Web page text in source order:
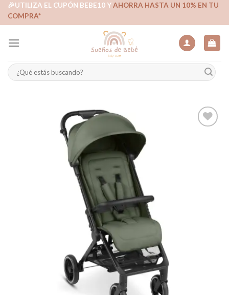
Skip🎉UTILIZA EL CUPÓN BEBE10 YAHORRA HASTA UN 10% EN TU
COMPRA*
Buscar
por: